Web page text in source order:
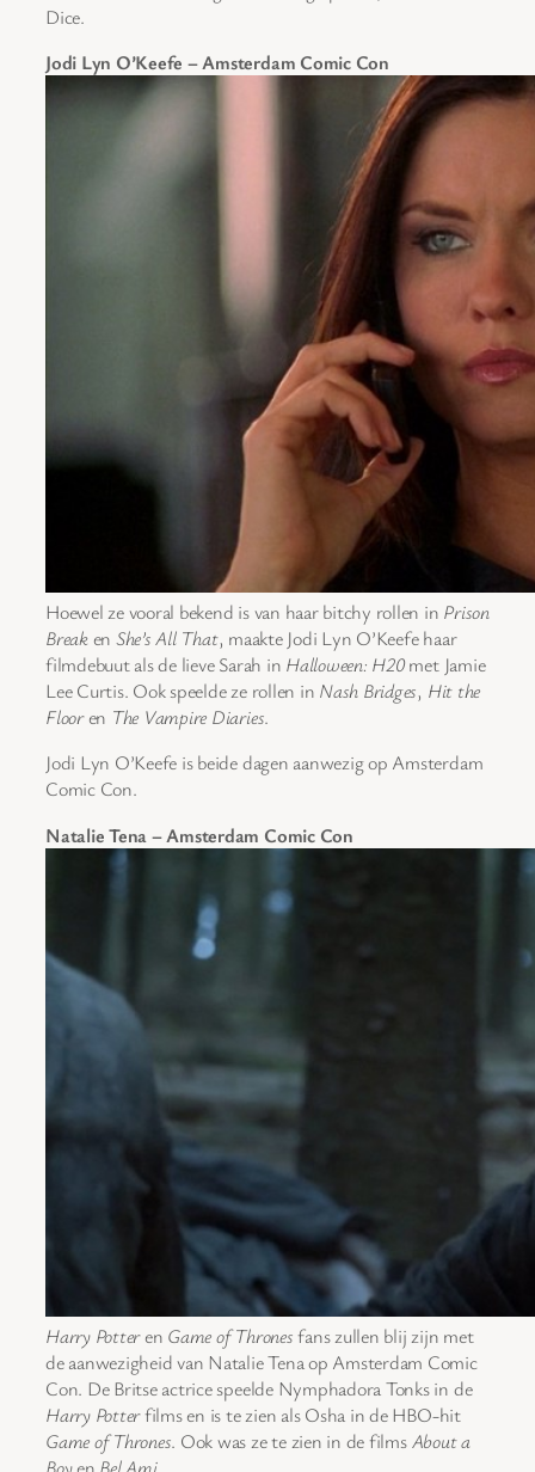
Dice.
Jodi Lyn O’Keefe – Amsterdam Comic Con
Hoewel ze vooral bekend is van haar bitchy rollen in Prison
Breaken She’s All That, maakte Jodi Lyn O’Keefe haar
filmdebuut als de lieve Sarah in Halloween: H20met Jamie
Lee Curtis. Ook speelde ze rollen in Nash Bridges, Hit the
Flooren The Vampire Diaries.
Jodi Lyn O’Keefe is beide dagen aanwezig op Amsterdam
Comic Con.
Natalie Tena – Amsterdam Comic Con
Harry Potteren Game of Thronesfans zullen blij zijn met
de aanwezigheid van Natalie Tena op Amsterdam Comic
Con. De Britse actrice speelde Nymphadora Tonks in de
Harry Potterfilms en is te zien als Osha in de HBO-hit
Game of Thrones. Ook was ze te zien in de filmsAbout a